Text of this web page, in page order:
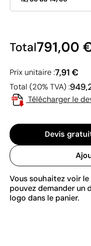
Total791,00
Prix unitaire :7,91 €
Total (20% TVA) :
Télécharger le
Devis
Vous souhaitez voir
pouvez demander un
logo dans le panier.